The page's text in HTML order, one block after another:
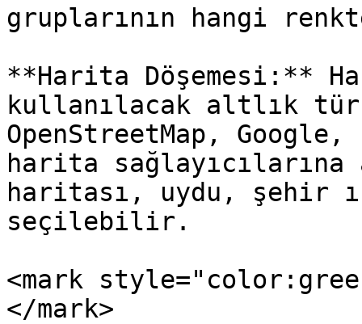
gruplarının hangi
**Harita Döşemesi:**
kullanılacak altlık
OpenStreetMap,
harita
haritası, uydu, şehir
seçilebilir.
<mark
</mark>